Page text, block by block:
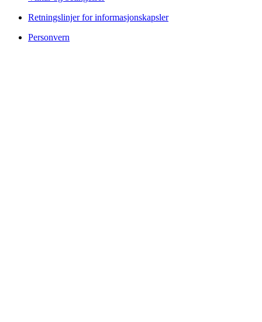
Retningslinjer for informasjonskapsler
Personvern